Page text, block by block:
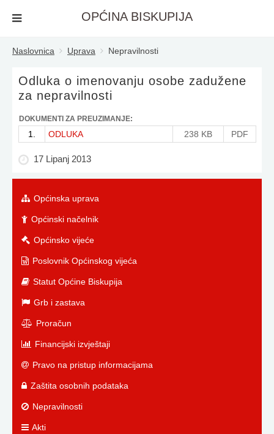
OPĆINA BISKUPIJA
Naslovnica Uprava Nepravilnosti
Odluka o imenovanju osobe zadužene
za nepravilnosti
DOKUMENTI ZA PREUZIMANJE:
1. ODLUKA 238 KB PDF
17 Lipanj 2013
Općinska uprava
Općinski načelnik
Općinsko vijeće
Poslovnik Općinskog vijeća
Statut Općine Biskupija
Grb i zastava
Proračun
Financijski izvještaji
Pravo na pristup informacijama
Zaštita osobnih podataka
Nepravilnosti
Akti